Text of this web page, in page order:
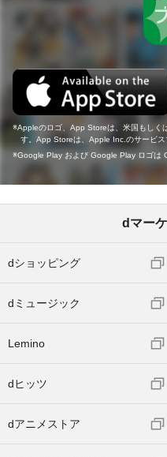
Appleのロゴ、App Storeは、米国もしく
す。App Storeは、Apple Inc.のサービス
Google Play および Google Play ロゴは
dマー
dショッピング
dミュージック
Lemino
dヒッツ
dアニメストア